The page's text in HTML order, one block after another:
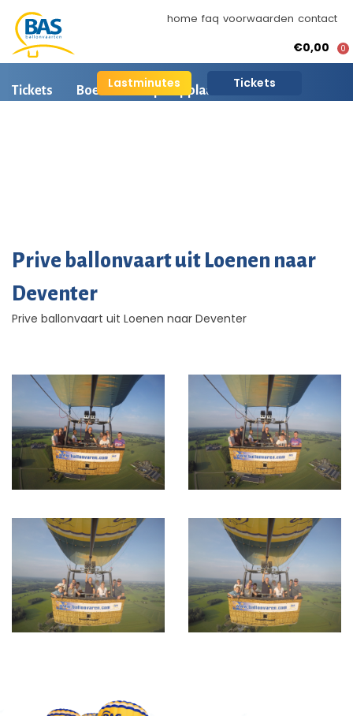
home faq voorwaarden contact
Lastminutes Tickets
€0,00 0
Tickets Boeken Opstapplaatsen
Prive ballonvaart uit Loenen naar
Deventer
Prive ballonvaart uit Loenen naar Deventer